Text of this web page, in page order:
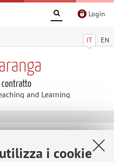
i cookie
Login
IT EN
contratto
and Learning